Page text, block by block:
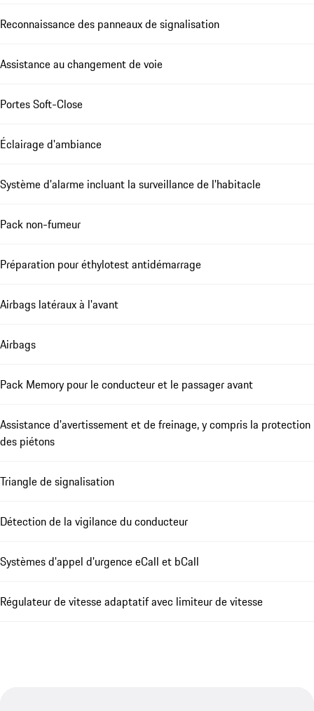
Reconnaissance des panneaux de signalisation
Assistance au changement de voie
Portes Soft-Close
Éclairage d'ambiance
Système d'alarme incluant la surveillance de l'habitacle
Pack non-fumeur
Préparation pour éthylotest antidémarrage
Airbags latéraux à l'avant
Airbags
Pack Memory pour le conducteur et le passager avant
Assistance d'avertissement et de freinage, y compris la protection
des piétons
Triangle de signalisation
Détection de la vigilance du conducteur
Systèmes d'appel d'urgence eCall et bCall
Régulateur de vitesse adaptatif avec limiteur de vitesse